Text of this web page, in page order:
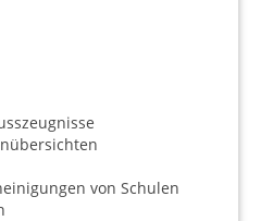
von Schulen